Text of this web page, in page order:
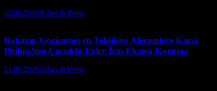
15.06.2026Haber & Dergi
Baharın Görünmeyen Tehlikesi Alerjenlere Karşı
Philips’ten Çocuklu Evler İçin Ekstra Koruma
21.05.2026Haber & Dergi